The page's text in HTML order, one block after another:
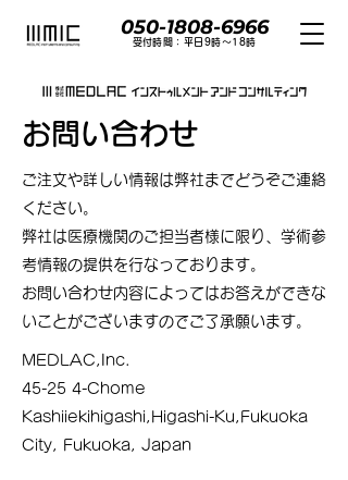
050-1808-6966
​受付時間：平日9時〜18時
お問い合わせ
ご注文や詳しい情報は弊社までどうぞご連絡
ください。
弊社は医療機関のご担当者様に限り、学術参
考情報の提供を行なっております。
​お問い合わせ内容によってはお答えができな
いことがございますのでご了承願います。
MEDLAC,Inc.
45-25 4-Chome
Kashiiekihigashi,Higashi-Ku,Fukuoka
City, Fukuoka, Japan